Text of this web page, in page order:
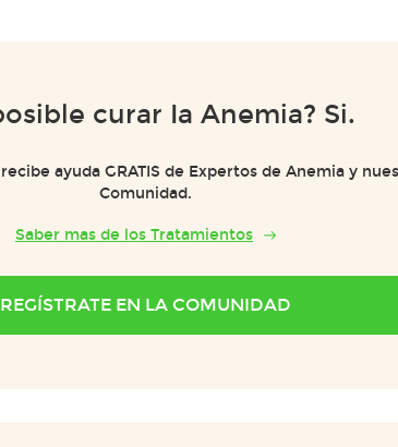
curar Ia Anemia? Si.
ayuda GRATIS de Expertos de Anemia y
Comunidad.
Saber mas de los Tratamientos
REGÍSTRATE EN LA COMUNIDAD